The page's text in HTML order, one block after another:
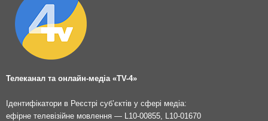
Телеканал та онлайн-медіа «TV-4»
Ідентифікатори в Реєстрі суб’єктів у сфері медіа:
ефірне телевізійне мовлення — L10-00855, L10-01670